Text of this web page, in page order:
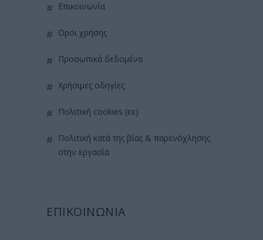
επικοινωνία
όροι χρήσης
προσωπικά δεδομένα
χρήσιμες οδηγίες
πολιτική cookies (εε)
πολιτική κατά της βίας & παρενόχλησης
στην εργασία
ΕΠΙΚΟΙΝΩΝΙΑ